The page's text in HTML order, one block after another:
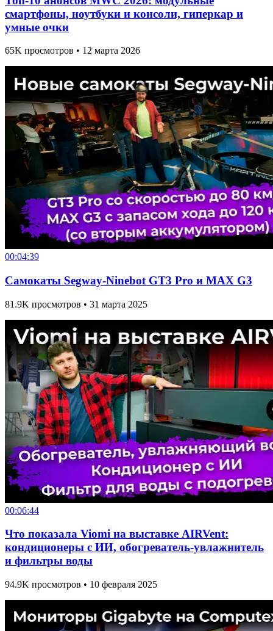
смартфоны, ноутбуки и консоли, гиперкар и
умные очки
65K просмотров • 12 марта 2026
00:04:39
Самокаты Segway-Ninebot GT3 Pro и MAX G3
81.9K просмотров • 31 марта 2025
00:06:44
Что показала Viomi на выставке AIRVent:
кондиционеры с ИИ, обогреватель-увлажнитель
и фильтры воды
94.9K просмотров • 10 февраля 2025